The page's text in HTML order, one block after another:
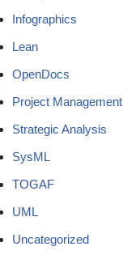
Infographics
Lean
OpenDocs
Project Management
Strategic Analysis
SysML
TOGAF
UML
Uncategorized